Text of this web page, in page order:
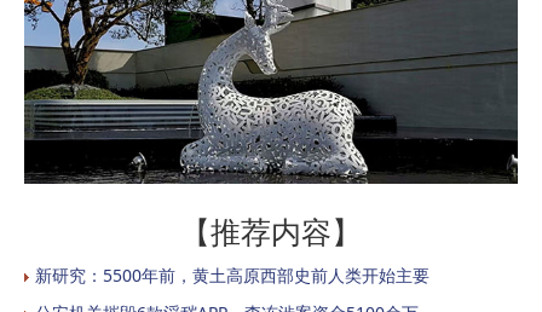
【推荐内容】
新研究：5500年前，黄土高原西部史前人类开始主要